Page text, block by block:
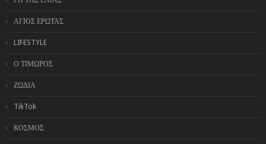
ΑΓΙΟΣ ΕΡΩΤΑΣ
LIFESTYLE
Ο ΤΙΜΩΡΟΣ
ΖΩΔΙΑ
TikTok
ΚΟΣΜΟΣ